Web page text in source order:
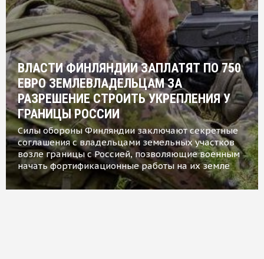
ВЛАСТИ ФИНЛЯНДИИ ЗАПЛАТЯТ ПО 750
ЕВРО ЗЕМЛЕВЛАДЕЛЬЦАМ ЗА
РАЗРЕШЕНИЕ СТРОИТЬ УКРЕПЛЕНИЯ У
ГРАНИЦЫ РОССИИ
Силы обороны Финляндии заключают секретные
соглашения с владельцами земельных участков
возле границы с Россией, позволяющие военным
начать фортификационные работы на их земле